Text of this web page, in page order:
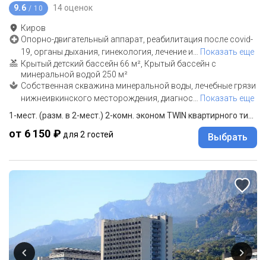
9.6 / 10 14 оценок
Киров
Опорно-двигательный аппарат, реабилитация после covid-
19, органы дыхания, гинекология, лечение и
Показать еще
Крытый детский бассейн 66 м², Крытый бассейн с
минеральной водой 250 м²
Собственная скважина минеральной воды, лечебные грязи
нижнеивкинского месторождения, диагнос
Показать еще
от 6 150 ₽ для 2 гостей Выбрать